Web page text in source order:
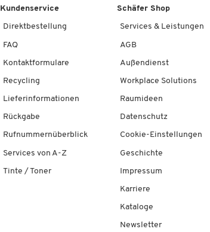
Kundenservice
Direktbestellung
FAQ
Kontaktformulare
Recycling
Lieferinformationen
Rückgabe
Rufnummernüberblick
Services von A-Z
Tinte / Toner
Schäfer Shop
Services & Leistungen
AGB
Außendienst
Workplace Solutions
Raumideen
Datenschutz
Cookie-Einstellungen
Geschichte
Impressum
Karriere
Kataloge
Newsletter